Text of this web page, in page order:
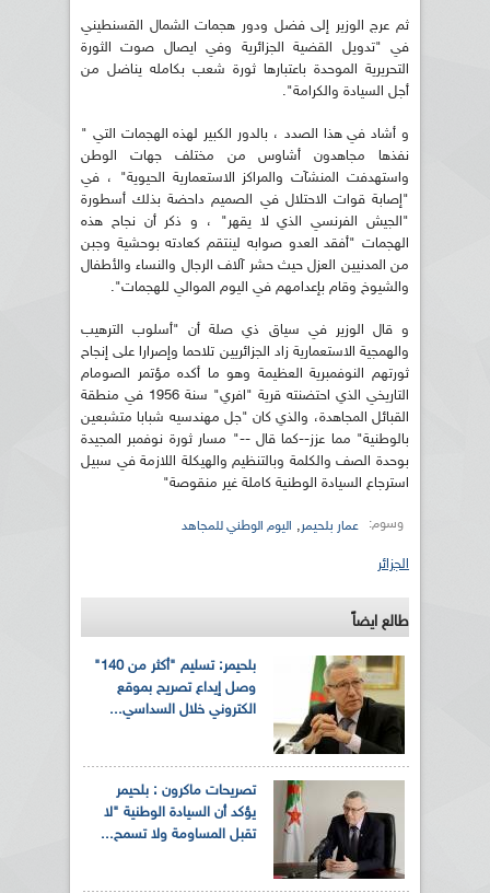
ثم عرج الوزير إلى فضل ودور هجمات الشمال القسنطيني
في "تدويل القضية الجزائرية وفي ايصال صوت الثورة
التحريرية الموحدة باعتبارها ثورة شعب بكامله يناضل من
أجل السيادة والكرامة".
و أشاد في هذا الصدد ، بالدور الكبير لهذه الهجمات التي "
نفذها مجاهدون أشاوس من مختلف جهات الوطن
واستهدفت المنشآت والمراكز الاستعمارية الحيوية" ، في
"إصابة قوات الاحتلال في الصميم داحضة بذلك أسطورة
"الجيش الفرنسي الذي لا يقهر" ، و ذكر أن نجاح هذه
الهجمات "أفقد العدو صوابه لينتقم كعادته بوحشية وجبن
من المدنيين العزل حيث حشر آلاف الرجال والنساء والأطفال
والشيوخ وقام بإعدامهم في اليوم الموالي للهجمات".
و قال الوزير في سياق ذي صلة أن "أسلوب الترهيب
والهمجية الاستعمارية زاد الجزائريين تلاحما وإصرارا على إنجاح
ثورتهم النوفمبرية العظيمة وهو ما أكده مؤتمر الصومام
التاريخي الذي احتضنته قرية "افري" سنة 1956 في منطقة
القبائل المجاهدة، والذي كان "جل مهندسيه شبابا متشبعين
بالوطنية" مما عزز--كما قال --" مسار ثورة نوفمبر المجيدة
بوحدة الصف والكلمة وبالتنظيم والهيكلة اللازمة في سبيل
استرجاع السيادة الوطنية كاملة غير منقوصة"
وسوم: عمار بلحيمر, اليوم الوطني للمجاهد
الجزائر
طالع ايضاً
بلحيمر: تسليم "أكثر من 140"
وصل إيداع تصريح بموقع
الكتروني خلال السداسي...
تصريحات ماكرون : بلحيمر
يؤكد أن السيادة الوطنية "لا
تقبل المساومة ولا تسمح...